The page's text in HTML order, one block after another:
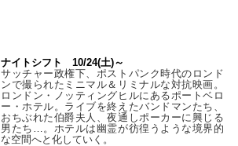
ナイトシフト 10/24(土)～
サッチャー政権下、ポストパンク時代のロンド
ンで撮られたミニマル＆リミナルな対抗映画。
ロンドン・ノッティングヒルにあるポートベロ
ー・ホテル。ライブを終えたバンドマンたち、
おちぶれた伯爵夫人、夜通しポーカーに興じる
男たち…。ホテルは幽霊が彷徨うような境界的
な空間へと化していく。